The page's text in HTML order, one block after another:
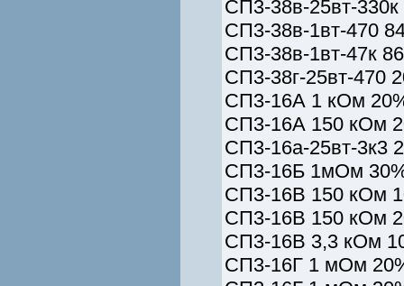
СП3-38в-25вт-330к
СП3-38в-1вт-470
СП3-38в-1вт-47к
СП3-38г-25вт-470
СП3-16А 1 кОм
СП3-16А 150 кОм
СП3-16а-25вт-3к3
СП3-16Б 1мОм
СП3-16В 150 кОм
СП3-16В 150 кОм
СП3-16В 3,3 кОм
СП3-16Г 1 мОм